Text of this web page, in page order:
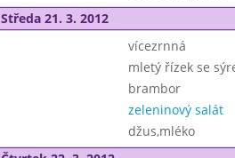
Středa 21. 3. 2012
vícezrnná
mletý řízek se
brambor
zeleninový salát
džus,mléko